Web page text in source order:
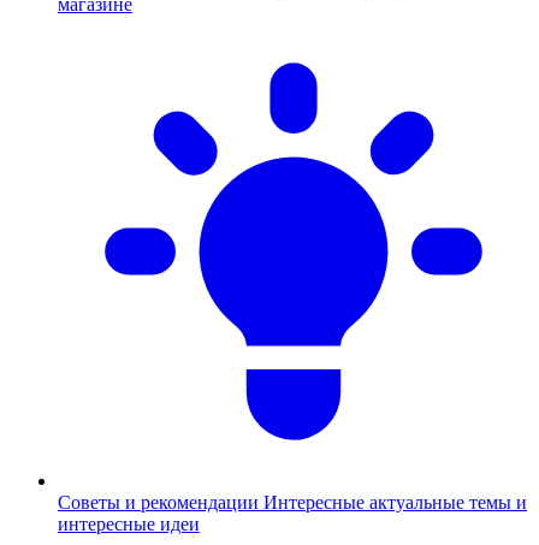
магазине
Советы и рекомендации Интересные актуальные темы и
интересные идеи